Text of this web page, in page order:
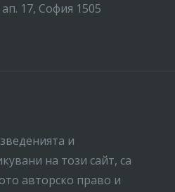
17, София 1505
и
на този сайт, са
авторско право и